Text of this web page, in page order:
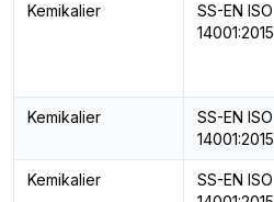
Kemikalier
SS-EN ISO
14001:2015
Kemikalier
SS-EN ISO
14001:2015
Kemikalier
SS-EN ISO